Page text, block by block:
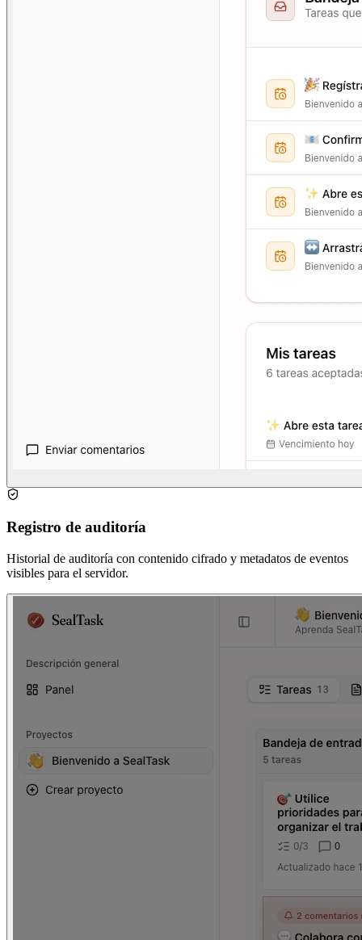
Registro de auditoría
Historial de auditoría con contenido cifrado y metadatos de eventos
visibles para el servidor.